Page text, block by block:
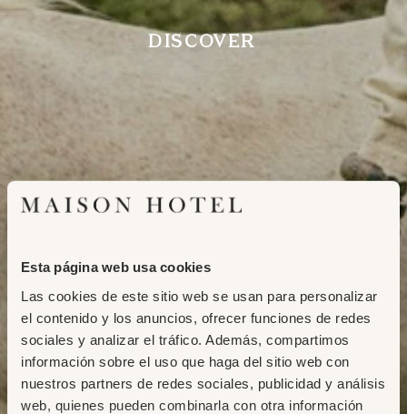
Esta página web usa cookies
Las cookies de este sitio web se usan para personalizar
el contenido y los anuncios, ofrecer funciones de redes
sociales y analizar el tráfico. Además, compartimos
información sobre el uso que haga del sitio web con
nuestros partners de redes sociales, publicidad y análisis
web, quienes pueden combinarla con otra información
DISCOVER